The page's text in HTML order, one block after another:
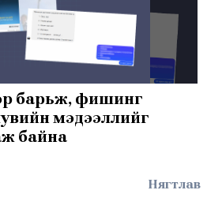
барьж, фишинг
мэдээллийг
байна
Нягтлав